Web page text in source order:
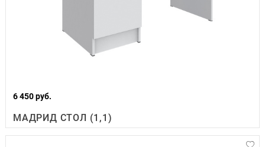
6 450 руб.
МАДРИД СТОЛ (1,1)